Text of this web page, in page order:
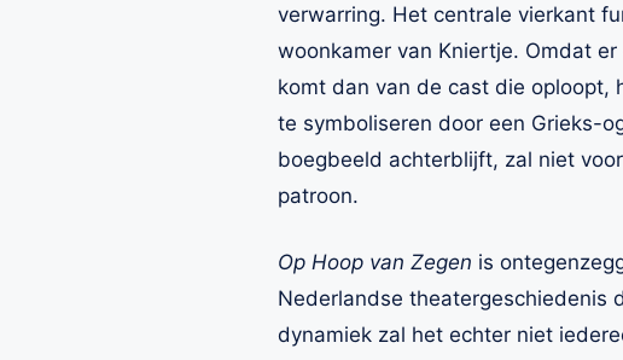
verwarring. Het centrale vierkant
woonkamer van Kniertje. Omdat
komt dan van de cast die oploopt,
te symboliseren door een Grieks-
boegbeeld achterblijft, zal niet
patroon.
Op Hoop van Zegen is
Nederlandse theatergeschiedenis
dynamiek zal het echter niet